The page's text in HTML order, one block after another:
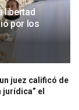
libertad
por los
juez calificó de
el